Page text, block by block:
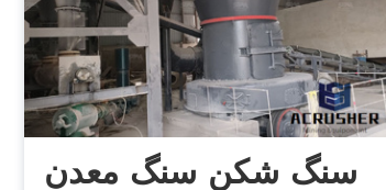
سنگ شکن سنگ معدن